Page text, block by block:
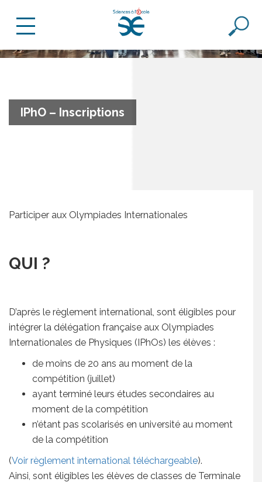
IPhO – Inscriptions
Participer aux Olympiades Internationales
QUI ?
D’après le règlement international, sont éligibles pour
intégrer la délégation française aux Olympiades
Internationales de Physiques (IPhOs) les élèves :
de moins de 20 ans au moment de la
compétition (juillet)
ayant terminé leurs études secondaires au
moment de la compétition
n’étant pas scolarisés en université au moment
de la compétition
(Voir règlement international téléchargeable).
Ainsi, sont éligibles les élèves de classes de Terminale